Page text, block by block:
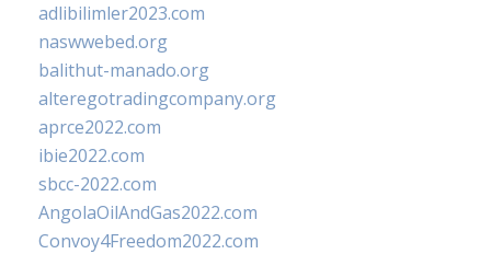
adlibilimler2023.com
naswwebed.org
balithut-manado.org
alteregotradingcompany.org
aprce2022.com
ibie2022.com
sbcc-2022.com
AngolaOilAndGas2022.com
Convoy4Freedom2022.com